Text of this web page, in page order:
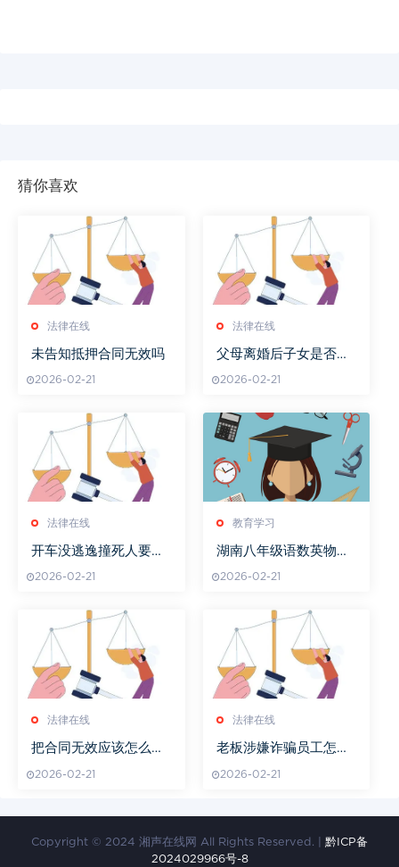
猜你喜欢
法律在线
未告知抵押合同无效吗
2026-02-21
法律在线
父母离婚后子女是否都
2026-02-21
法律在线
开车没逃逸撞死人要坐
2026-02-21
教育学习
湖南八年级语数英物难
2026-02-21
法律在线
把合同无效应该怎么处
2026-02-21
法律在线
老板涉嫌诈骗员工怎么
2026-02-21
Copyright © 2024 湘声在线网 All Rights Reserved. | 黔ICP备
2024029966号-8